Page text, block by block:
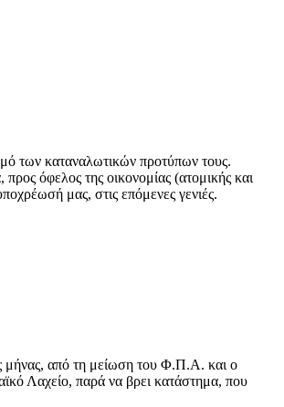
των καταναλωτικών προτύπων τους.
όφελος της οικονομίας (ατομικής και
μας, στις επόμενες γενιές.
μήνας, από τη μείωση του Φ.Π.Α. και ο
Λαχείο, παρά να βρει κατάστημα, που